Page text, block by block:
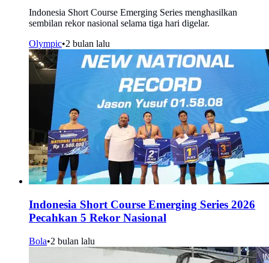
‎Indonesia Short Course Emerging Series menghasilkan
sembilan rekor nasional selama tiga hari digelar.
Olympic•2 bulan lalu
Indonesia Short Course Emerging Series 2026
Pecahkan 5 Rekor Nasional
Bola•2 bulan lalu